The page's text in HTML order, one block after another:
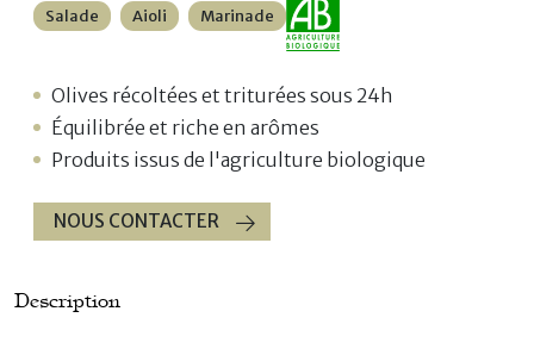
Salade Aioli Marinade
Olives récoltées et triturées sous 24h
Équilibrée et riche en arômes
Produits issus de l'agriculture biologique
NOUS CONTACTER
Description